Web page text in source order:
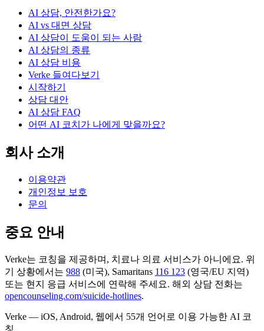
AI 상담, 안전한가요?
AI vs 대면 상담
AI 상담이 도움이 되는 사람
AI 상담의 종류
AI 상담 비용
Verke 들여다보기
시작하기
상담 대안
AI 상담 FAQ
어떤 AI 코치가 나에게 맞을까요?
회사 소개
이용약관
개인정보 보호
문의
중요 안내
Verke는 코칭을 제공하며, 치료나 의료 서비스가 아니에요. 위
기 상황에서는 988 (미국), Samaritans 116 123 (영국/EU 지역)
또는 현지 응급 서비스에 연락해 주세요. 해외 상담 전화는
opencounseling.com/suicide-hotlines.
Verke — iOS, Android, 웹에서 55개 언어로 이용 가능한 AI 코
칭.